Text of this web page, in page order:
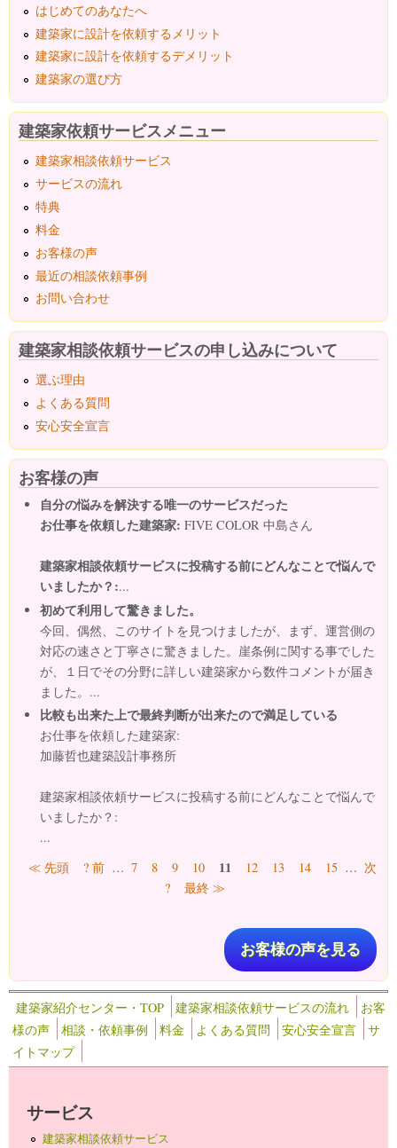
はじめてのあなたへ
建築家に設計を依頼するメリット
建築家に設計を依頼するデメリット
建築家の選び方
建築家依頼サービスメニュー
建築家相談依頼サービス
サービスの流れ
特典
料金
お客様の声
最近の相談依頼事例
お問い合わせ
建築家相談依頼サービスの申し込みについて
選ぶ理由
よくある質問
安心安全宣言
お客様の声
自分の悩みを解決する唯一のサービスだった
お仕事を依頼した建築家: FIVE COLOR 中島さん
建築家相談依頼サービスに投稿する前にどんなことで悩んで
いましたか？:...
初めて利用して驚きました。
今回、偶然、このサイトを見つけましたが、まず、運営側の
対応の速さと丁寧さに驚きました。崖条例に関する事でした
が、１日でその分野に詳しい建築家から数件コメントが届き
ました。...
比較も出来た上で最終判断が出来たので満足している
お仕事を依頼した建築家:
加藤哲也建築設計事務所
建築家相談依頼サービスに投稿する前にどんなことで悩んで
いましたか？:
...
ページ
≪ 先頭 ? 前 … 7 8 9 10 11 12 13 14 15 … 次
?
最終 ≫
お客様の声を見る
建築家紹介センター・TOP 建築家相談依頼サービスの流れ
お客
様の声
相談・依頼事例 料金 よくある質問 安心安全宣言
サ
イトマップ
サービス
建築家相談依頼サービス